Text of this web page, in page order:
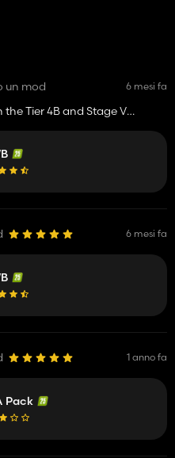
un mod 6 mesi fa
Tier 4B and Stage V
this is something you
6 mesi fa
1 anno fa
Pack